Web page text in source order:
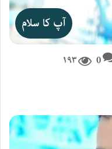
آپ کا سلام
0 ۱۹۳